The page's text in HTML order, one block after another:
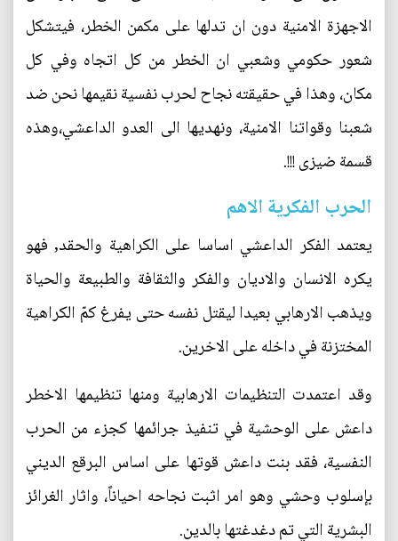
الاجهزة الامنية دون ان تدلها على مكمن الخطر، فيتشكل
شعور حكومي وشعبي ان الخطر من كل اتجاه وفي كل
مكان، وهذا في حقيقته نجاح لحرب نفسية نقيمها نحن ضد
شعبنا وقواتنا الامنية، ونهديها الى العدو الداعشي،وهذه
قسمة ضيزى !!!.
الحرب الفكرية الاهم
يعتمد الفكر الداعشي اساسا على الكراهية والحقد, فهو
يكره الانسان والاديان والفكر والثقافة والطبيعة والحياة
ويذهب الارهابي بعيدا ليقتل نفسه حتى يفرغ كمّ الكراهية
المختزنة في داخله على الاخرين.
وقد اعتمدت التنظيمات الارهابية ومنها تنظيمها الاخطر
داعش على الوحشية في تنفيذ جرائمها كجزء من الحرب
النفسية، فقد بنت داعش قوتها على اساس البرقع الديني
بإسلوب وحشي وهو امر اثبت نجاحه احياناً، واثار الغرائز
البشرية التي تم دغدغتها بالدين.